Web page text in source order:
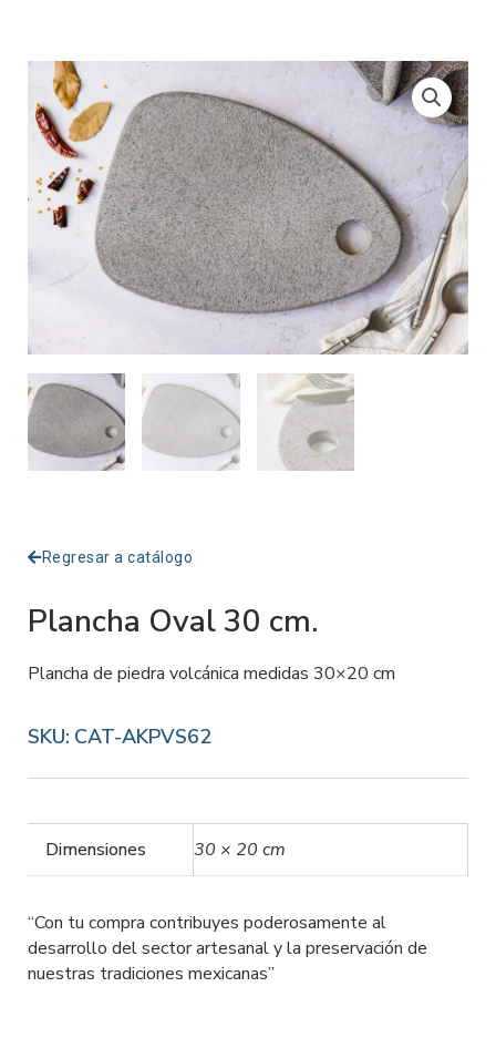
Regresar a catálogo
Plancha Oval 30 cm.
Plancha de piedra volcánica medidas 30×20 cm
SKU: CAT-AKPVS62
Dimensiones 30 × 20 cm
“Con tu compra contribuyes poderosamente al
desarrollo del sector artesanal y la preservación de
nuestras tradiciones mexicanas”